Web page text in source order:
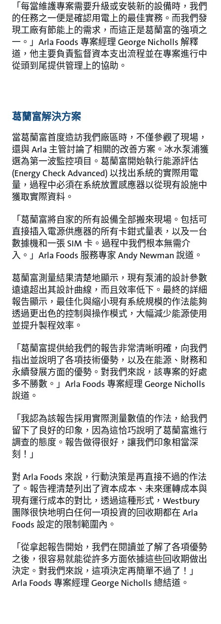
「每當維護專案需要升級或安裝新的設備時，我們
的任務之一便是確認用電上的最佳實務。而我們發
現工廠有節能上的需求，而這正是葛蘭富的強項之
一。」Arla Foods 專案經理 George Nicholls 解釋
道，他主要負責監督資本支出流程並在專案進行中
從頭到尾提供管理上的協助。
葛蘭富解決方案
當葛蘭富首度造訪我們廠區時，不僅參觀了現場，
還與 Arla 主管討論了相關的改善方案。冰水泵浦獲
選為第一波監控項目。葛蘭富開始執行能源評估
(Energy Check Advanced) 以找出系統的實際用電
量，過程中必須在系統放置感應器以從現有設施中
獲取實際資料。
「葛蘭富將自家的所有設備全部搬來現場。包括可
直接插入電源供應器的所有卡鉗式量表，以及一台
數據機和一張 SIM 卡。過程中我們根本無需介
入。」Arla Foods 服務專家 Andy Newman 說道。
葛蘭富測量結果清楚地顯示，現有泵浦的設計參數
遠遠超出其設計曲線，而且效率低下。最終的詳細
報告顯示，最佳化與縮小現有系統規模的作法能夠
透過更出色的控制與操作模式，大幅減少能源使用
並提升製程效率。
「葛蘭富提供給我們的報告非常清晰明確，向我們
指出並說明了各項技術優勢，以及在能源、財務和
永續發展方面的優勢。對我們來說，該專案的好處
多不勝數。」Arla Foods 專案經理 George Nicholls
說道。
「我認為該報告採用實際測量數值的作法，給我們
留下了良好的印象，因為這恰巧說明了葛蘭富進行
調查的態度。報告做得很好，讓我們印象相當深
刻！」
對 Arla Foods 來說，行動決策是再直接不過的作法
了。報告裡清楚列出了資本成本、未來運轉成本與
現有運行成本的對比，透過這種形式，Westbury
團隊很快地明白任何一項投資的回收期都在 Arla
Foods 設定的限制範圍內。
「從拿起報告開始，我們在閱讀並了解了各項優勢
之後，很容易就能從許多方面依據這些回收期做出
決定。對我們來說，這項決定再簡單不過了！」
Arla Foods 專案經理 George Nicholls 總結道。